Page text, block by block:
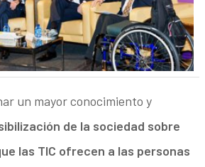
un mayor conocimiento y
de la sociedad sobre
las TIC ofrecen a las personas